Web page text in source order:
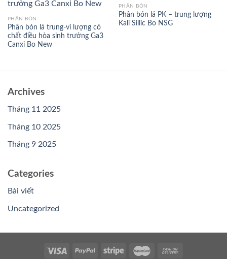
PHÂN BÓN
Phân bón lá trung-vi lượng có
chất điều hòa sinh trưởng Ga3
Canxi Bo New
PHÂN BÓN
Phân bón lá PK – trung lượng
Kali Sillic Bo NSG
Archives
Tháng 11 2025
Tháng 10 2025
Tháng 9 2025
Categories
Bài viết
Uncategorized